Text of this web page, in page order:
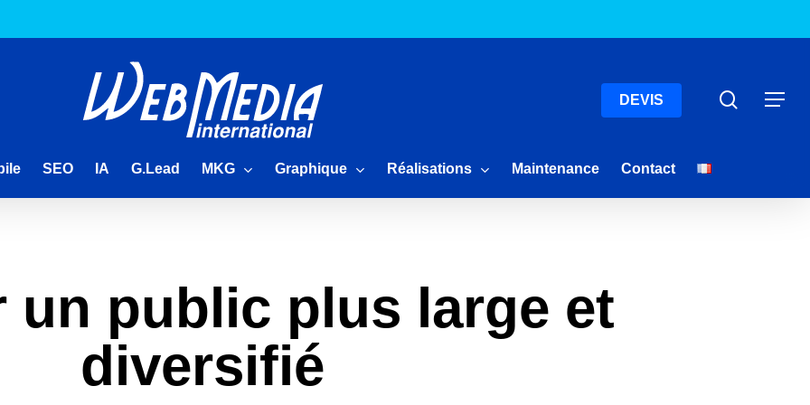
DEVIS Menu
SEO IA G.Lead MKG Graphique Réalisations Maintenance Contact
un public plus large et
diversifié